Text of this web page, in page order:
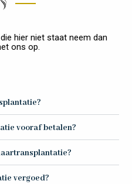
hier niet staat neem dan
ons op.
vooraf betalen?
vergoed?